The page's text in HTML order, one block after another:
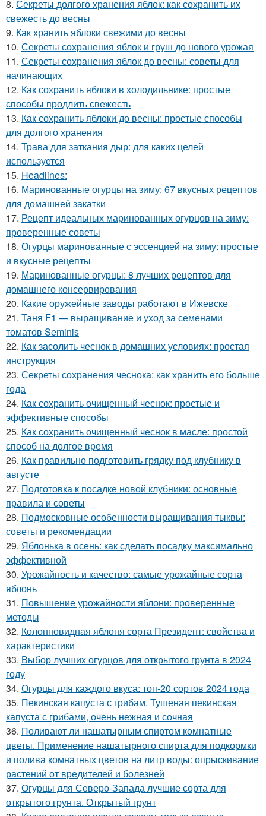
8. Секреты долгого хранения яблок: как сохранить их
свежесть до весны
9. Как хранить яблоки свежими до весны
10. Секреты сохранения яблок и груш до нового урожая
11. Секреты сохранения яблок до весны: советы для
начинающих
12. Как сохранить яблоки в холодильнике: простые
способы продлить свежесть
13. Как сохранить яблоки до весны: простые способы
для долгого хранения
14. Трава для заткания дыр: для каких целей
используется
15. Headlines:
16. Маринованные огурцы на зиму: 67 вкусных рецептов
для домашней закатки
17. Рецепт идеальных маринованных огурцов на зиму:
проверенные советы
18. Огурцы маринованные с эссенцией на зиму: простые
и вкусные рецепты
19. Маринованные огурцы: 8 лучших рецептов для
домашнего консервирования
20. Какие оружейные заводы работают в Ижевске
21. Таня F1 — выращивание и уход за семенами
томатов Seminis
22. Как засолить чеснок в домашних условиях: простая
инструкция
23. Секреты сохранения чеснока: как хранить его больше
года
24. Как сохранить очищенный чеснок: простые и
эффективные способы
25. Как сохранить очищенный чеснок в масле: простой
способ на долгое время
26. Как правильно подготовить грядку под клубнику в
августе
27. Подготовка к посадке новой клубники: основные
правила и советы
28. Подмосковные особенности выращивания тыквы:
советы и рекомендации
29. Яблонька в осень: как сделать посадку максимально
эффективной
30. Урожайность и качество: самые урожайные сорта
яблонь
31. Повышение урожайности яблони: проверенные
методы
32. Колонновидная яблоня сорта Президент: свойства и
характеристики
33. Выбор лучших огурцов для открытого грунта в 2024
году
34. Огурцы для каждого вкуса: топ-20 сортов 2024 года
35. Пекинская капуста с грибам. Тушеная пекинская
капуста с грибами, очень нежная и сочная
36. Поливают ли нашатырным спиртом комнатные
цветы. Применение нашатырного спирта для подкормки
и полива комнатных цветов на литр воды: опрыскивание
растений от вредителей и болезней
37. Огурцы для Северо-Запада лучшие сорта для
открытого грунта. Открытый грунт